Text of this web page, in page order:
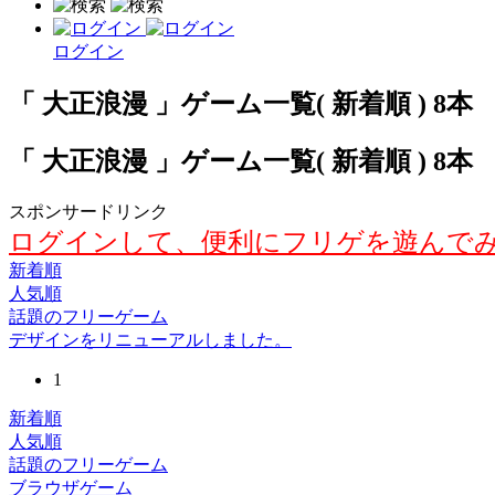
ログイン
「 大正浪漫 」ゲーム一覧( 新着順 ) 8本
「 大正浪漫 」ゲーム一覧( 新着順 ) 8本
スポンサードリンク
ログインして、便利にフリゲを遊んで
新着順
人気順
話題のフリーゲーム
デザインをリニューアルしました。
1
新着順
人気順
話題のフリーゲーム
ブラウザゲーム